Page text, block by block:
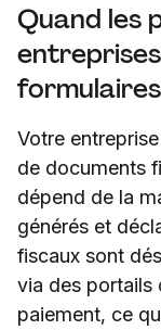
Quand les
Votre
de documents
dépend de la
générés et
fiscaux sont
via des portails
paiement, ce